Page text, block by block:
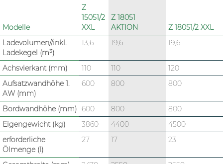
Modelle
Z
15051/2
XXL
Z 18051
AKTION
Z 18051/2 XXL
Ladevolumen//inkl.
Ladekegel (m³)
13,6 19,6 19,6
Achsvierkant (mm) 110 110
120
Aufsatzwandhöhe 1.
AW (mm)
600 800 800
Bordwandhöhe (mm) 600 800
800
Eigengewicht (kg)
3860 4400
4500
erforderliche
Ölmenge (l)
27 17 23